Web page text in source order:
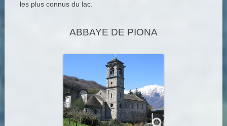
les plus connus du lac.
ABBAYE DE PIONA